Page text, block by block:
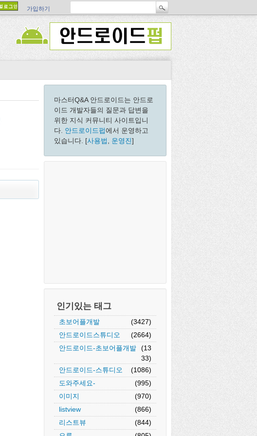
가입하기
마스터Q&A 안드로이드는 안드로
이드 개발자들의 질문과 답변을
위한 지식 커뮤니티 사이트입니
다. 안드로이드펍에서 운영하고
있습니다. [사용법 운영진]
인기있는 태그
초보어플개발
(3427)
안드로이드스튜디오
(2664)
안드로이드-초보어플개발
(13
33)
안드로이드-스튜디오
(1086)
도와주세요-
(995)
이미지
(970)
listview
(866)
리스트뷰
(844)